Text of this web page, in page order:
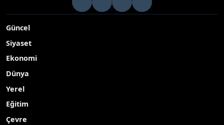
Güncel
Siyaset
Ekonomi
Dünya
Yerel
Eğitim
Çevre